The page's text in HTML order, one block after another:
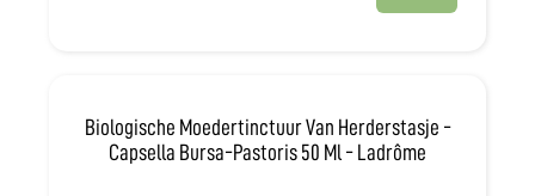
Biologische Moedertinctuur Van Herderstasje -
Capsella Bursa-Pastoris 50 Ml - Ladrôme